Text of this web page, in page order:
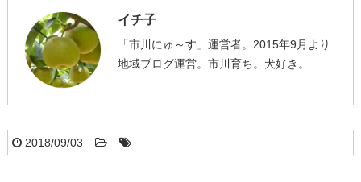
イチ子
「市川にゅ～す」運営者。2015年9月より
地域ブログ運営。市川育ち。犬好き。
2018/09/03